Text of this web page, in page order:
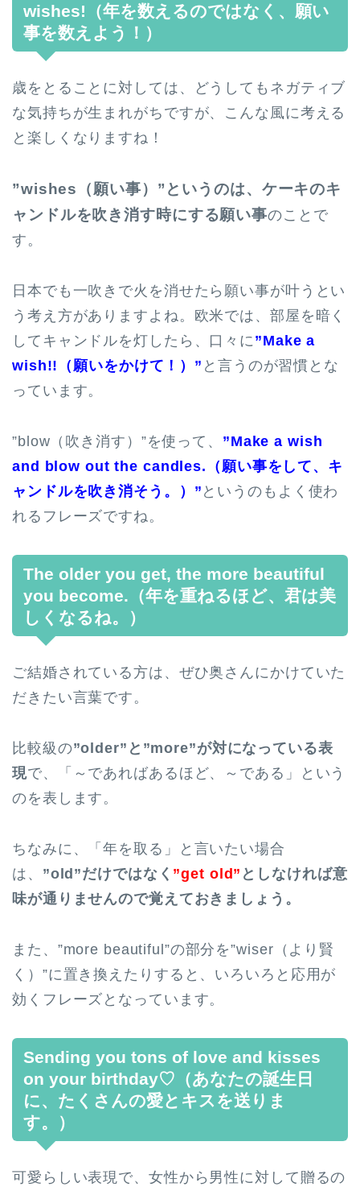
wishes!（年を数えるのではなく、願い
事を数えよう！）
歳をとることに対しては、どうしてもネガティブ
な気持ちが生まれがちですが、こんな風に考える
と楽しくなりますね！
”wishes（願い事）”というのは、ケーキのキ
ャンドルを吹き消す時にする願い事のことで
す。
日本でも一吹きで火を消せたら願い事が叶うとい
う考え方がありますよね。欧米では、部屋を暗く
してキャンドルを灯したら、口々に”Make a
wish!!（願いをかけて！）” と言うのが習慣とな
っています。
”blow（吹き消す）”を使って、 ”Make a wish
and blow out the candles.（願い事をして、キ
ャンドルを吹き消そう。）” というのもよく使わ
れるフレーズですね。
The older you get, the more beautiful
you become.（年を重ねるほど、君は美
しくなるね。）
ご結婚されている方は、ぜひ奥さんにかけていた
だきたい言葉です。
比較級の”older”と”more”が対になっている表
現で、「～であればあるほど、～である」という
のを表します。
ちなみに、「年を取る」と言いたい場合
は、 ”old”だけではなく ”get old” としなければ意
味が通りませんので覚えておきましょう。
また、”more beautiful”の部分を”wiser（より賢
く）”に置き換えたりすると、いろいろと応用が
効くフレーズとなっています。
Sending you tons of love and kisses
on your birthday♡（あなたの誕生日
に、たくさんの愛とキスを送りま
す。）
可愛らしい表現で、女性から男性に対して贈るの